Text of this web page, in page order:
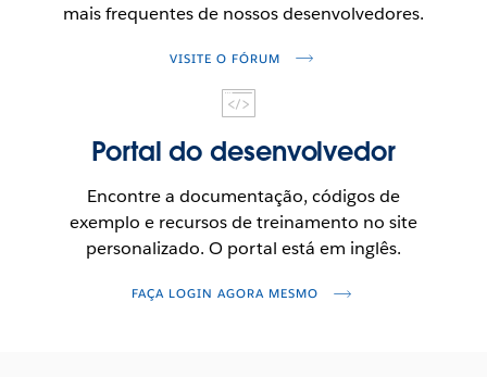
mais frequentes de nossos desenvolvedores.
VISITE O FÓRUM
ABRE
JANELA.
Portal do desenvolvedor
Encontre a documentação, códigos de
exemplo e recursos de treinamento no site
personalizado. O portal está em inglês.
FAÇA LOGIN AGORA MESMO
ABRE